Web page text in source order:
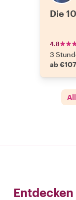
Die
4.8
3
ab